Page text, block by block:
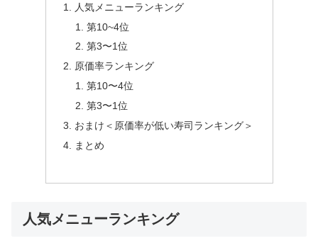
人気メニューランキング
第10~4位
第3〜1位
原価率ランキング
第10〜4位
第3〜1位
おまけ＜原価率が低い寿司ランキング＞
まとめ
人気メニューランキング